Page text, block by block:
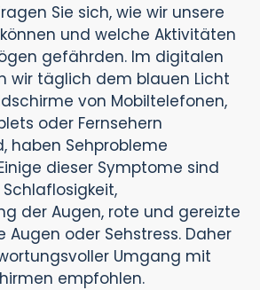
Sie sich, wie wir unsere
und welche Aktivitäten
gefährden. Im digitalen
wir täglich dem blauen Licht
von Mobiltelefonen,
oder Fernsehern
haben Sehprobleme
dieser Symptome sind
der Augen, rote und gereizte
Augen oder Sehstress. Daher
Umgang mit
empfohlen.